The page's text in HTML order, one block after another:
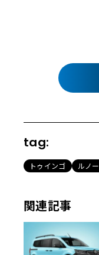
tag:
トゥインゴ ルノー
関連記事